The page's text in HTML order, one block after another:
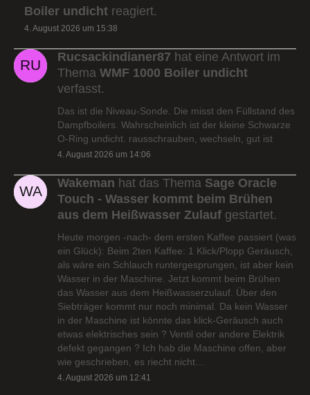
Boiler undicht reagiert.
4. August 2026 um 15:38
Rucsackindianer87 hat eine Antwort im
Thema WMF 1000 Boiler undicht
verfasst.
Das ist die Niveau-Sonde. Die misst den Füllstand des
Dampfboilers. Wahrscheinlich ist der kleine Schwarze
O-Ring undicht. rausschrauben, wechseln, gut ist
4. August 2026 um 14:06
Wakeman hat das Thema Sage Oracle
Touch - Wasser kommt beim Brühen
aus dem Heißwasser Zulauf gestartet.
Heute morgen -nach- dem ersten Kaffee passiert (was
ein Glück): Beim 2ten Kaffee: 1 Klick/Plopp Geräusch,
als wäre ein Schlauch runtergesprungen, ist aber kein
Wasser in der Maschine. Jetzt kommt beim Brühen
das Wasser aus dem Heißwasserzulauf. Über den
Siebträger kommt nur noch minimal. Da kein Wasser
in der Maschine ist könnte das klick-Geräusch auch
etwas elektrisches sein ? Ventil oder andere Elektrik
defekt gegangen ? Ich hab die Maschine offen, aber
wie geschrieben, es riecht nicht…
4. August 2026 um 12:41